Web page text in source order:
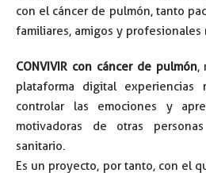
con el cáncer de pulmón, tanto
familiares, amigos y profesionales
CONVIVIR con cáncer de pulmón,
plataforma digital experiencias
controlar las emociones y
motivadoras de otras
sanitario.
Es un proyecto, por tanto, con el